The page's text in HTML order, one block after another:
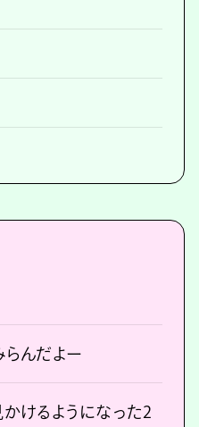
らんだよー
けるようになった2